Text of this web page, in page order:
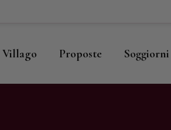
Villago Proposte Soggiorni
Villago
Proposte